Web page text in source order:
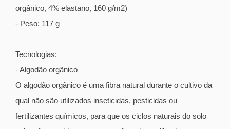
orgânico, 4% elastano, 160 g/m2)
- Peso: 117 g
Tecnologias:
- Algodão orgânico
O algodão orgânico é uma fibra natural durante o cultivo da
qual não são utilizados inseticidas, pesticidas ou
fertilizantes químicos, para que os ciclos naturais do solo